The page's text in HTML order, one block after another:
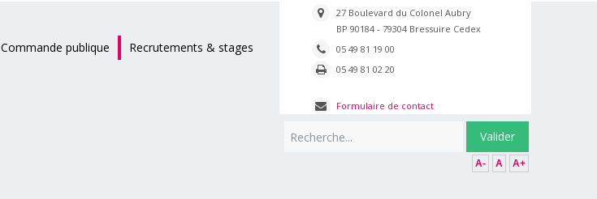
Valider
Commande publique Recrutements & stages
A- A A+
27 Boulevard du Colonel Aubry
BP 90184 - 79304 Bressuire Cedex
05 49 81 19 00
05 49 81 02 20
Formulaire de contact